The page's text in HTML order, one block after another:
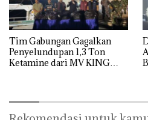
Tim Gabungan Gagalkan
Penyelundupan 1,3 Ton
Ketamine dari MV KING